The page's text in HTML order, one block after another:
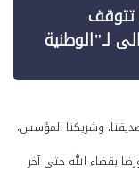
تتوقف
لـ"الوطنية
وشريكنا المؤسس،
بقضاء الله حتى آخر